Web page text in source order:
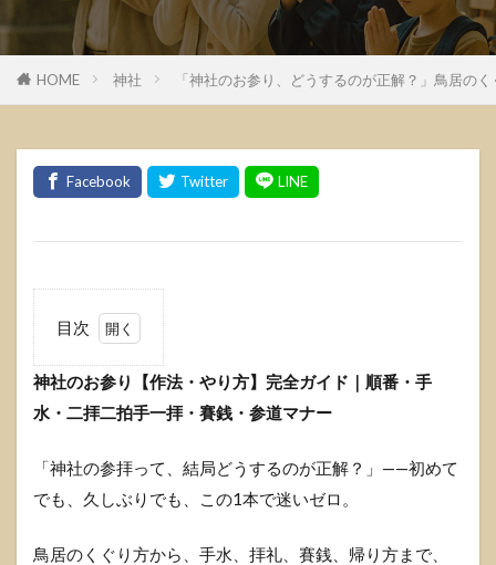
HOME 神社 「神社のお参り、どうするのが正解？」鳥居の
目次
神社
参り
法・
方】
ガイ
神社のお参り【作法・やり方】完全ガイド｜順番・手
水・二拝二拍手一拝・賽銭・参道マナー
「神社の参拝って、結局どうするのが正解？」——初めて
でも、久しぶりでも、この1本で迷いゼロ。
鳥居のくぐり方から、手水、拝礼、賽銭、帰り方まで、